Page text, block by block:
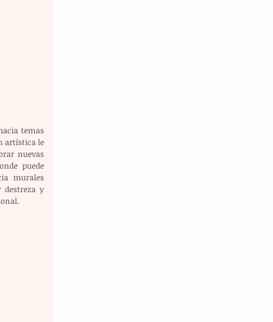
temas
artística le
nuevas
puede
murales
destreza y